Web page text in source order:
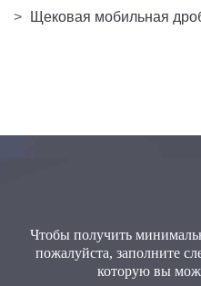
>
Щековая мобильная
Чтобы получить
пожалуйста, заполните
которую вы